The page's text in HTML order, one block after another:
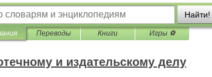
Найти!
Переводы Книги Игры ⚽
и издательскому делу